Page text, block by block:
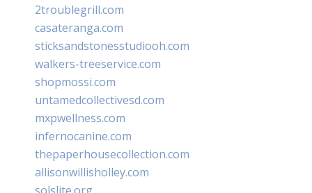
2troublegrill.com
casateranga.com
sticksandstonesstudiooh.com
walkers-treeservice.com
shopmossi.com
untamedcollectivesd.com
mxpwellness.com
infernocanine.com
thepaperhousecollection.com
allisonwillisholley.com